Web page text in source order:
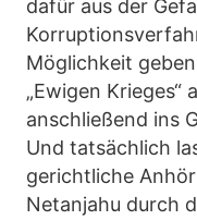
dafür aus der
Möglichkeit
„Ewigen Krieges“
anschließend ins
Und tatsächlich
gerichtliche
Netanjahu durch